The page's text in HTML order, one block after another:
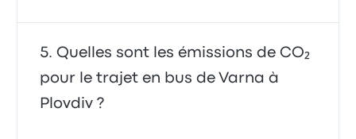
Quelles sont les émissions de CO₂
pour le trajet en bus de Varna à
Plovdiv ?